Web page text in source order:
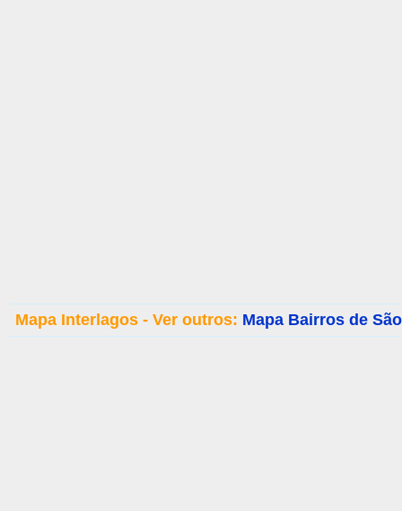
Mapa Interlagos - Ver outros: Mapa Bairros de